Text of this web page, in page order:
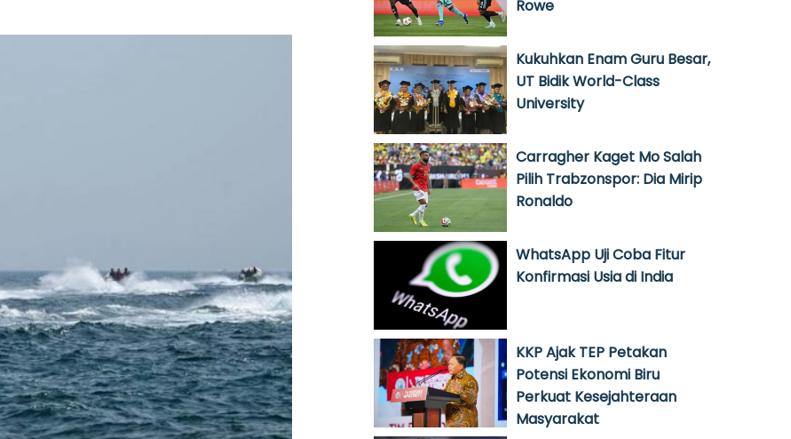
Rowe
Kukuhkan Enam Guru Besar,
UT Bidik World-Class
University
Carragher Kaget Mo Salah
Pilih Trabzonspor: Dia Mirip
Ronaldo
WhatsApp Uji Coba Fitur
Konfirmasi Usia di India
KKP Ajak TEP Petakan
Potensi Ekonomi Biru
Perkuat Kesejahteraan
Masyarakat